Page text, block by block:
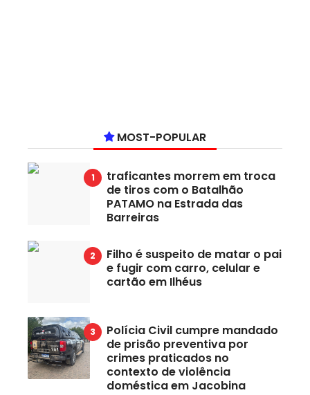
MOST-POPULAR
traficantes morrem em troca
de tiros com o Batalhão
PATAMO na Estrada das
Barreiras
Filho é suspeito de matar o pai
e fugir com carro, celular e
cartão em Ilhéus
Polícia Civil cumpre mandado
de prisão preventiva por
crimes praticados no
contexto de violência
doméstica em Jacobina